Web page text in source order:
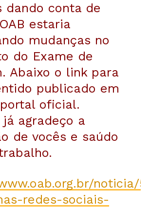
dando conta de
estaria
mudanças no
do Exame de
Abaixo o link para
publicado em
oficial.
já agradeço a
de vocês e saúdo
noticia/
redes-sociais-